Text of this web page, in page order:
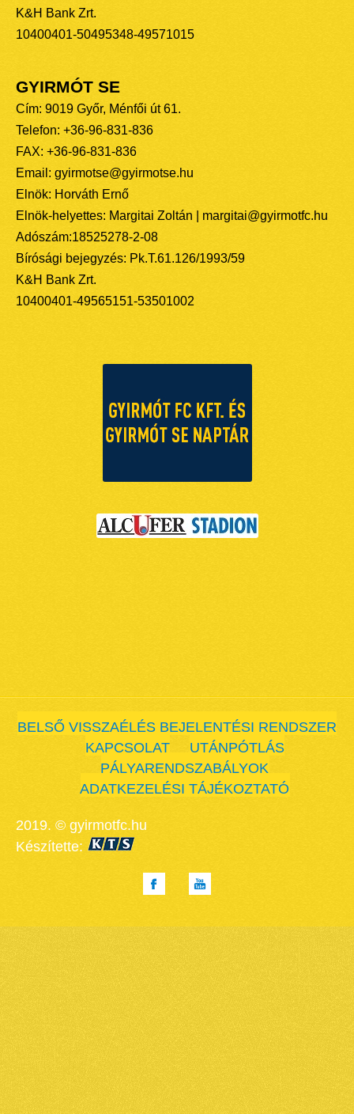
K&H Bank Zrt.
10400401-50495348-49571015
GYIRMÓT SE
Cím: 9019 Győr, Ménfői út 61.
Telefon: +36-96-831-836
FAX: +36-96-831-836
Email: gyirmotse@gyirmotse.hu
Elnök: Horváth Ernő
Elnök-helyettes: Margitai Zoltán | margitai@gyirmotfc.hu
Adószám:18525278-2-08
Bírósági bejegyzés: Pk.T.61.126/1993/59
K&H Bank Zrt.
10400401-49565151-53501002
BELSŐ VISSZAÉLÉS BEJELENTÉSI RENDSZER
KAPCSOLAT
UTÁNPÓTLÁS
PÁLYARENDSZABÁLYOK
ADATKEZELÉSI TÁJÉKOZTATÓ
2019. © gyirmotfc.hu
Készítette: